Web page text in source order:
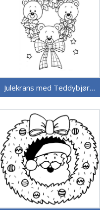
Julekrans med Teddybjørner